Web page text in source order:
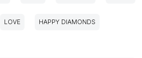
LOVE HAPPY DIAMONDS